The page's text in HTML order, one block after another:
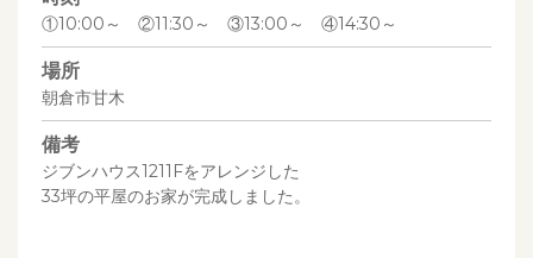
①10:00～ ②11:30～ ③13:00～ ④14:30～
場所
朝倉市甘木
備考
ジブンハウス1211Fをアレンジした
33坪の平屋のお家が完成しました。